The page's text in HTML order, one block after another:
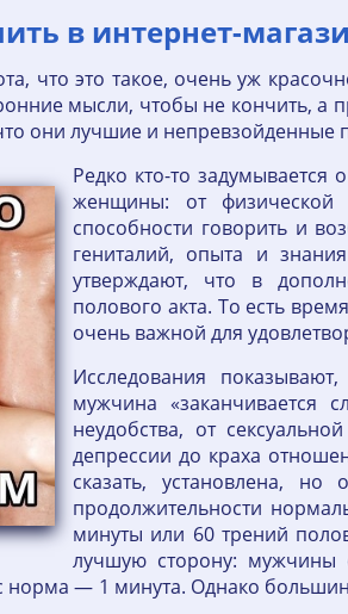
в интернет-
что это такое, очень уж
мысли, чтобы не кончить, а
они лучшие и непревзойденные
Редко кто-то задумывается
женщины: от физической
способности говорить и
гениталий, опыта и
утверждают, что в
полового акта. То есть
очень важной для
Исследования
мужчина «заканчивается
неудобства, от
депрессии до краха
сказать, установлена,
продолжительности
минуты или 60 трений
лучшую сторону: мужчины
норма — 1 минута. Однако